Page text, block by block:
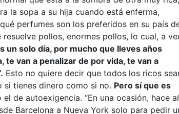
la sopa a su hija cuando está enferma,
perfumes son los preferidos en su país
pollos, enormes pollos, lo cual, a
un solo día, por mucho que lleves años
te van a penalizar de por vida, te van a
Esto no quiere decir que todos los ricos
tienes dinero como si no. Pero sí que es
de autoexigencia. “En una ocasión, hace
Barcelona a Nueva York solo para pedir